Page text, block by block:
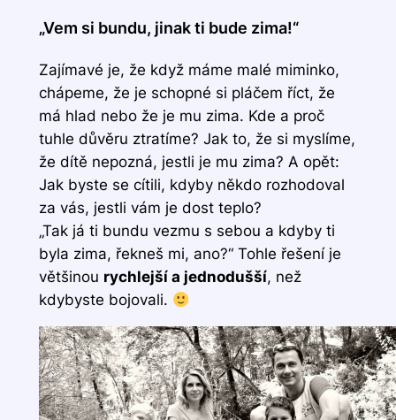
„Vem si bundu, jinak ti bude zima!“
Zajímavé je, že když máme malé miminko,
chápeme, že je schopné si pláčem říct, že
má hlad nebo že je mu zima. Kde a proč
tuhle důvěru ztratíme? Jak to, že si myslíme,
že dítě nepozná, jestli je mu zima? A opět:
Jak byste se cítili, kdyby někdo rozhodoval
za vás, jestli vám je dost teplo?
„Tak já ti bundu vezmu s sebou a kdyby ti
byla zima, řekneš mi, ano?“ Tohle řešení je
většinou rychlejší a jednodušší, než
kdybyste bojovali.